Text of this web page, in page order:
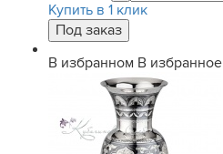
Купить в 1 клик
В избранном В избранное